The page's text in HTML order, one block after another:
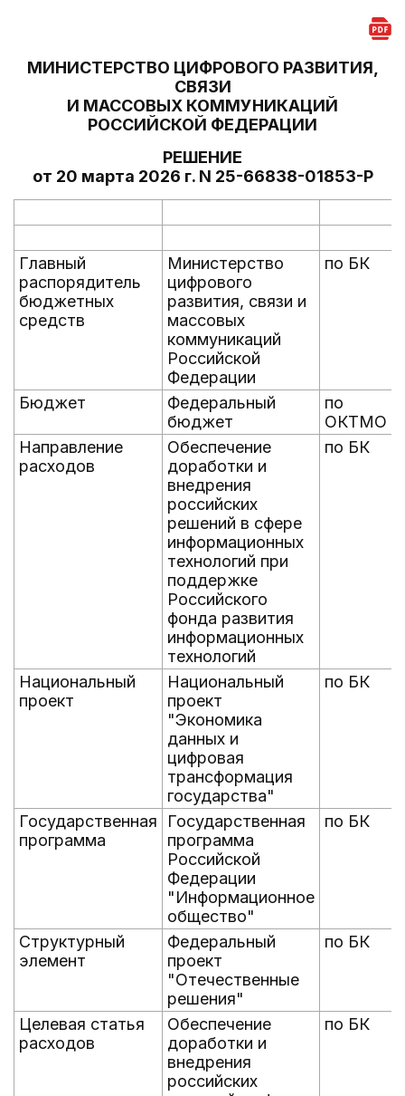
МИНИСТЕРСТВО ЦИФРОВОГО РАЗВИТИЯ,
СВЯЗИ
И МАССОВЫХ КОММУНИКАЦИЙ
РОССИЙСКОЙ ФЕДЕРАЦИИ
РЕШЕНИЕ
от 20 марта 2026 г. N 25-66838-01853-Р
Главный
распорядитель
бюджетных
средств
Министерство
цифрового
развития, связи и
массовых
коммуникаций
Российской
Федерации
по БК
Бюджет
Федеральный
бюджет
по
ОКТМО
Направление
расходов
Обеспечение
доработки и
внедрения
российских
решений в сфере
информационных
технологий при
поддержке
Российского
фонда развития
информационных
технологий
по БК
Национальный
проект
Национальный
проект
"Экономика
данных и
цифровая
трансформация
государства"
по БК
Государственная
программа
Государственная
программа
Российской
Федерации
"Информационное
общество"
по БК
Структурный
элемент
Федеральный
проект
"Отечественные
решения"
по БК
Целевая статья
расходов
Обеспечение
доработки и
внедрения
российских
по БК